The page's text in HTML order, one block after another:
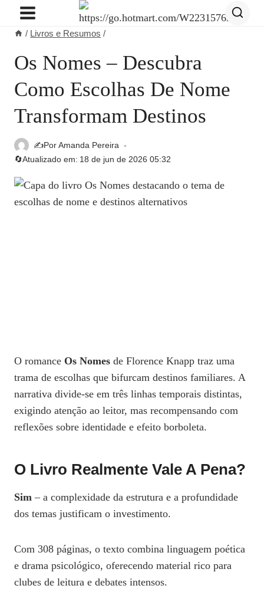
Pular
Conteúdo
/ Livros e Resumos /
Os Nomes – Descubra
Como Escolhas De Nome
Transformam Destinos
✍️PorAmanda Pereira
🔄Atualizado em: 18 de jun de 2026 05:32
O romance Os Nomes de Florence Knapp traz uma
trama de escolhas que bifurcam destinos familiares. A
narrativa divide‑se em três linhas temporais distintas,
exigindo atenção ao leitor, mas recompensando com
reflexões sobre identidade e efeito borboleta.
O Livro Realmente Vale A Pena?
Sim – a complexidade da estrutura e a profundidade
dos temas justificam o investimento.
Com 308 páginas, o texto combina linguagem poética
e drama psicológico, oferecendo material rico para
clubes de leitura e debates intensos.